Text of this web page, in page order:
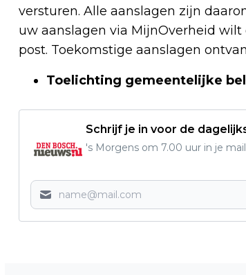
versturen. Alle aanslagen zijn
uw aanslagen via MijnOverheid
post. Toekomstige aanslagen
Toelichting gemeentelijke
Schrijf je in voor de
's Morgens om 7.00 uur in je